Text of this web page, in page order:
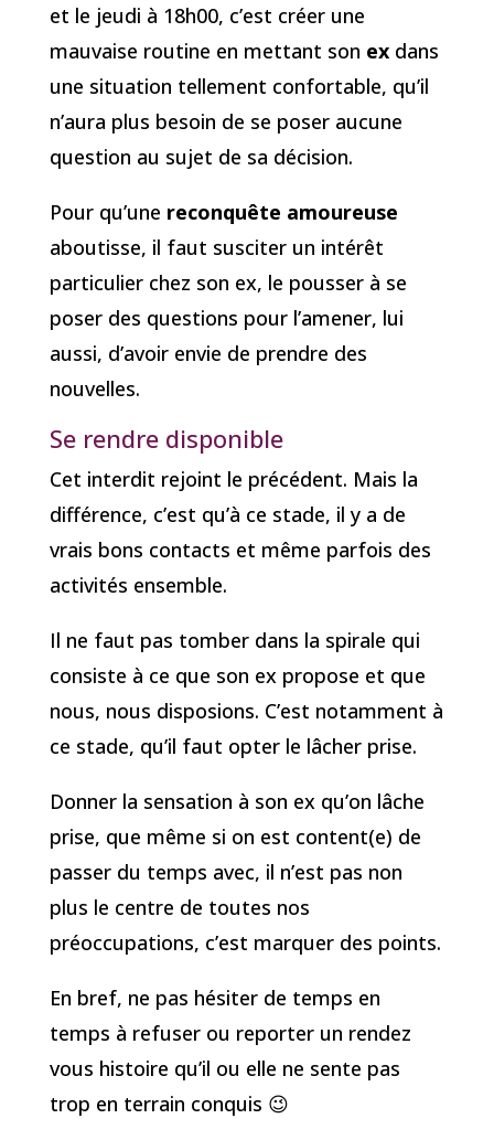
et le jeudi à 18h00, c’est créer une
mauvaise routine en mettant son exdans
une situation tellement confortable, qu’il
n’aura plus besoin de se poser aucune
question au sujet de sa décision.
Pour qu’une reconquête amoureuse
aboutisse, il faut susciter un intérêt
particulier chez son ex, le pousser à se
poser des questions pour l’amener, lui
aussi, d’avoir envie de prendre des
nouvelles.
Se rendre disponible
Cet interdit rejoint le précédent. Mais la
différence, c’est qu’à ce stade, il y a de
vrais bons contacts et même parfois des
activités ensemble.
Il ne faut pas tomber dans la spirale qui
consiste à ce que son ex propose et que
nous, nous disposions. C’est notamment à
ce stade, qu’il faut opter le lâcher prise.
Donner la sensation à son ex qu’on lâche
prise, que même si on est content(e) de
passer du temps avec, il n’est pas non
plus le centre de toutes nos
préoccupations, c’est marquer des points.
En bref, ne pas hésiter de temps en
temps à refuser ou reporter un rendez
vous histoire qu’il ou elle ne sente pas
trop en terrain conquis 😉